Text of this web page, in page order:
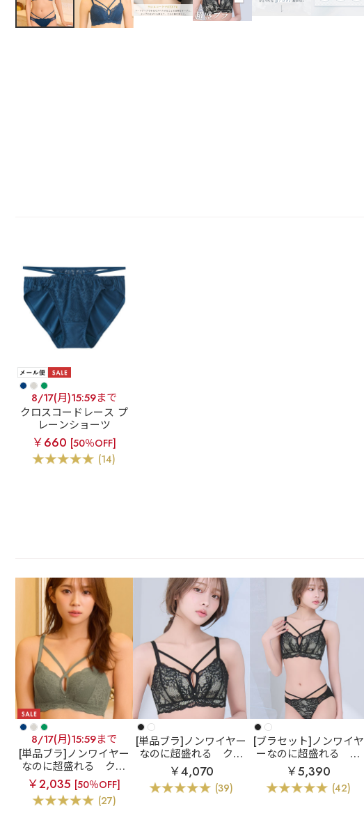
8/17(月)15:59まで
クロスコードレース プ
レーンショーツ
￥660 [50％OFF]
(14)
8/17(月)15:59まで
[単品ブラ]ノンワイヤー
なのに超盛れる
クロ
スコードレース ノンワ
イヤー 超盛ブラ(R) 単
品ブラジャー
￥2,035 [50％OFF]
(27)
[単品ブラ]ノンワイヤー
なのに超盛れる
クロ
スコードレース ノンワ
イヤー 超盛ブラ(R) 単
品ブラジャー
￥4,070
(39)
[ブラセット]ノンワイヤ
ーなのに超盛れる
ク
ロスコードレース ノン
ワイヤー 超盛ブラ(R)
ブラジャー&ショーツ
￥5,390
(42)